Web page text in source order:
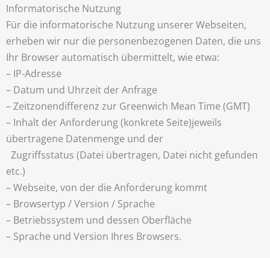
Informatorische Nutzung
Für die informatorische Nutzung unserer Webseiten,
erheben wir nur die personenbezogenen Daten, die uns
Ihr Browser automatisch übermittelt, wie etwa:
– IP-Adresse
– Datum und Uhrzeit der Anfrage
– Zeitzonendifferenz zur Greenwich Mean Time (GMT)
– Inhalt der Anforderung (konkrete Seite)jeweils
übertragene Datenmenge und der
Zugriffsstatus (Datei übertragen, Datei nicht gefunden
etc.)
– Webseite, von der die Anforderung kommt
– Browsertyp / Version / Sprache
– Betriebssystem und dessen Oberfläche
– Sprache und Version Ihres Browsers.